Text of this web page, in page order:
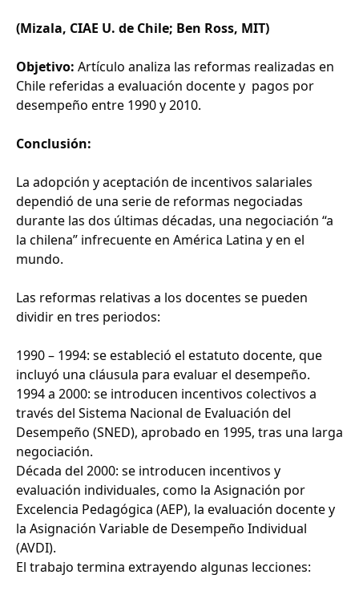
(Mizala, CIAE U. de Chile; Ben Ross, MIT)
Objetivo: Artículo analiza las reformas realizadas en
Chile referidas a evaluación docente y pagos por
desempeño entre 1990 y 2010.
Conclusión:
La adopción y aceptación de incentivos salariales
dependió de una serie de reformas negociadas
durante las dos últimas décadas, una negociación “a
la chilena” infrecuente en América Latina y en el
mundo.
Las reformas relativas a los docentes se pueden
dividir en tres periodos:
1990 – 1994: se estableció el estatuto docente, que
incluyó una cláusula para evaluar el desempeño.
1994 a 2000: se introducen incentivos colectivos a
través del Sistema Nacional de Evaluación del
Desempeño (SNED), aprobado en 1995, tras una larga
negociación.
Década del 2000: se introducen incentivos y
evaluación individuales, como la Asignación por
Excelencia Pedagógica (AEP), la evaluación docente y
la Asignación Variable de Desempeño Individual
(AVDI).
El trabajo termina extrayendo algunas lecciones: